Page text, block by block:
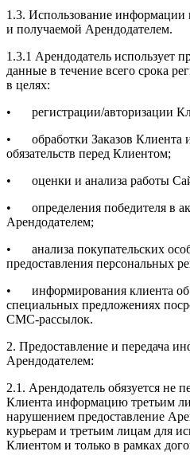
1.3. Использование информации
и получаемой Арендодателем.
1.3.1 Арендодатель использует
данные в течение всего срока
в целях:
•
регистрации/авторизации
•
обработки Заказов
обязательств перед Клиентом;
•
оценки и анализа работы
•
определения победителя в
Арендодателем;
•
анализа покупательских
предоставления персональных
•
информирования клиента
специальных предложениях
СМС-рассылок.
2. Предоставление и передача
Арендодателем:
2.1. Арендодатель обязуется не
Клиента информацию третьим
нарушением предоставление
курьерам и третьим лицам для
Клиентом и только в рамках